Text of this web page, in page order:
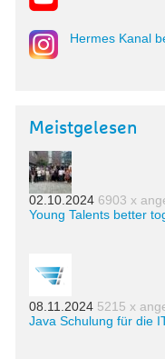
Hermes Kanal
Meistgelesen
02.10.2024 6903 x
Young Talents better
08.11.2024 5215 x
Java Schulung für die